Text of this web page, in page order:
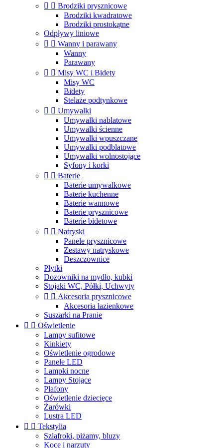
  Brodziki prysznicowe
Brodziki kwadratowe
Brodziki prostokątne
Odpływy liniowe
  Wanny i parawany
Wanny
Parawany
  Misy WC i Bidety
Misy WC
Bidety
Stelaże podtynkowe
  Umywalki
Umywalki nablatowe
Umywalki ścienne
Umywalki wpuszczane
Umywalki podblatowe
Umywalki wolnostojące
Syfony i korki
  Baterie
Baterie umywalkowe
Baterie kuchenne
Baterie wannowe
Baterie prysznicowe
Baterie bidetowe
  Natryski
Panele prysznicowe
Zestawy natryskowe
Deszczownice
Płytki
Dozowniki na mydło, kubki
Stojaki WC, Półki, Uchwyty
  Akcesoria prysznicowe
Akcesoria łazienkowe
Suszarki na Pranie
  Oświetlenie
Lampy sufitowe
Kinkiety
Oświetlenie ogrodowe
Panele LED
Lampki nocne
Lampy Stojące
Plafony
Oświetlenie dziecięce
Żarówki
Lustra LED
  Tekstylia
Szlafroki, piżamy, bluzy
Koce i narzuty